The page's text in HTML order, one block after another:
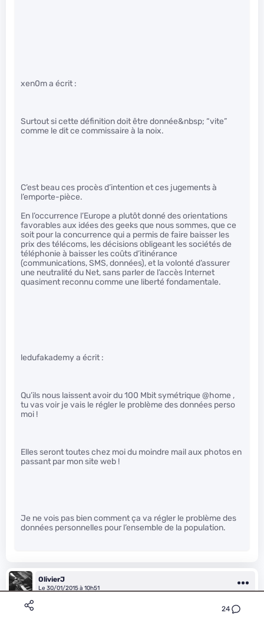
24
xen0m a écrit :
Surtout si cette définition doit être donnée&nbsp; “vite”
comme le dit ce commissaire à la noix.
C’est beau ces procès d’intention et ces jugements à
l’emporte-pièce.
En l’occurrence l’Europe a plutôt donné des orientations
favorables aux idées des geeks que nous sommes, que ce
soit pour la concurrence qui a permis de faire baisser les
prix des télécoms, les décisions obligeant les sociétés de
téléphonie à baisser les coûts d’itinérance
(communications, SMS, données), et la volonté d’assurer
une neutralité du Net, sans parler de l’accès Internet
quasiment reconnu comme une liberté fondamentale.
ledufakademy a écrit :
Qu’ils nous laissent avoir du 100 Mbit symétrique @home ,
tu vas voir je vais le régler le problème des données perso
moi !
Elles seront toutes chez moi du moindre mail aux photos en
passant par mon site web !
Je ne vois pas bien comment ça va régler le problème des
données personnelles pour l’ensemble de la population.
OlivierJ
Le 30/01/2015 à 10h51